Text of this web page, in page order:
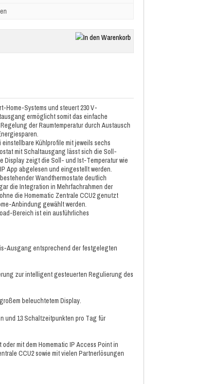
Home-Systems und steuert 230 V-
ermöglicht somit das einfache
der Raumtemperatur durch Austausch
Kühlprofile mit jeweils sechs
mit Schaltausgang lässt sich die Soll-
Display zeigt die Soll- und Ist-Temperatur wie
App abgelesen und eingestellt werden.
Wandthermostate deutlich
die Integration in Mehrfachrahmen der
die Homematic Zentrale CCU2 genutzt
Anbindung gewählt werden.
Bereich ist ein ausführliches
Ausgang entsprechend der festgelegten
zur intelligent gesteuerten Regulierung des
beleuchtetem Display.
und 13 Schaltzeitpunkten pro Tag für
mit dem Homematic IP Access Point in
CCU2 sowie mit vielen Partnerlösungen